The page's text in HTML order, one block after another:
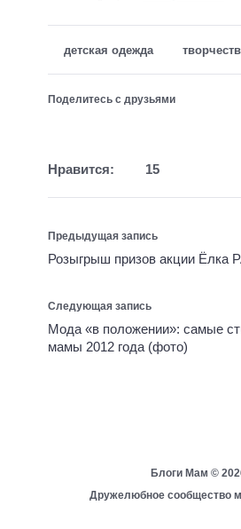
детская одежда
Поделитесь с друзьями
Нравится: 15
Предыдущая запись
Розыгрыш призов акции Ёлка
Следующая запись
Мода «в положении»: самые
мамы 2012 года (фото)
Блоги Мам ©
Дружелюбное сообщество